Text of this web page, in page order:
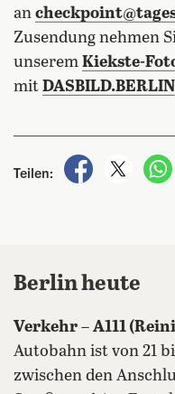
an
Zusendung nehmen
unserem Kiekste-
mit DASBILD.BERLIN
Teilen:
auf auf
Berlin heute
Verkehr – A111
Autobahn ist von 21
zwischen den